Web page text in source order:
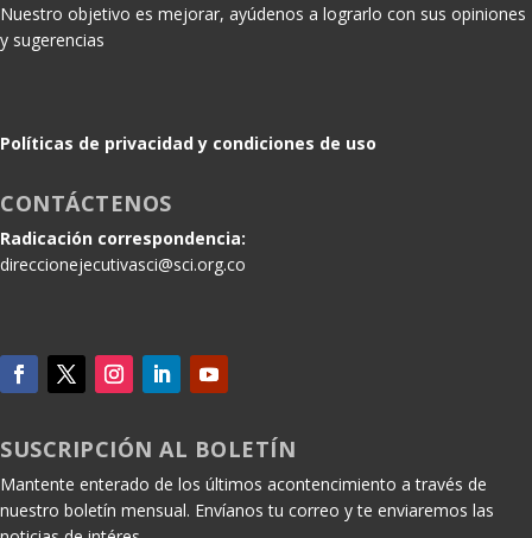
Nuestro objetivo es mejorar, ayúdenos a lograrlo con sus opiniones
y sugerencias
Políticas de privacidad y condiciones de uso
CONTÁCTENOS
Radicación correspondencia:
direccionejecutivasci@sci.org.co
SUSCRIPCIÓN AL BOLETÍN
Mantente enterado de los últimos acontencimiento a través de
nuestro boletín mensual. Envíanos tu correo y te enviaremos las